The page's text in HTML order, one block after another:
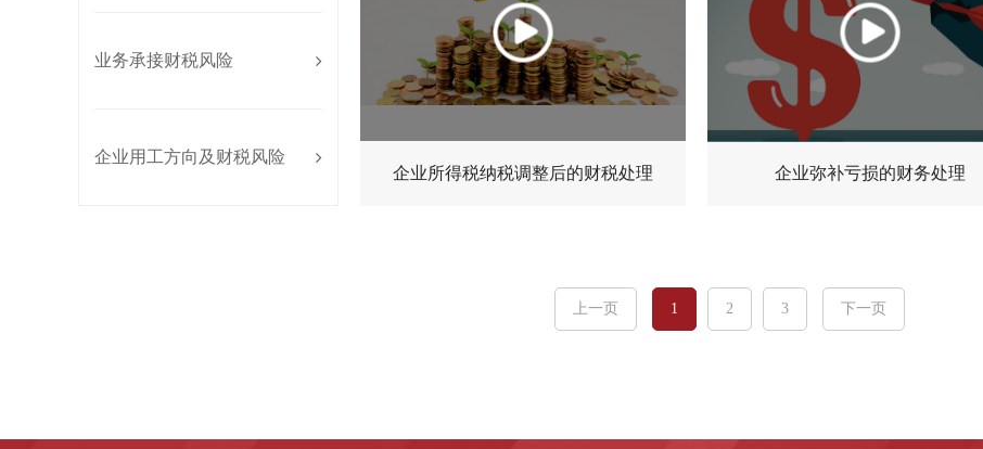
业务承接财税风险
企业用工方向及财税风险
企业所得税纳税调整后的财税处理 企业弥补亏损的财务处理
上一页 1 2 3 下一页